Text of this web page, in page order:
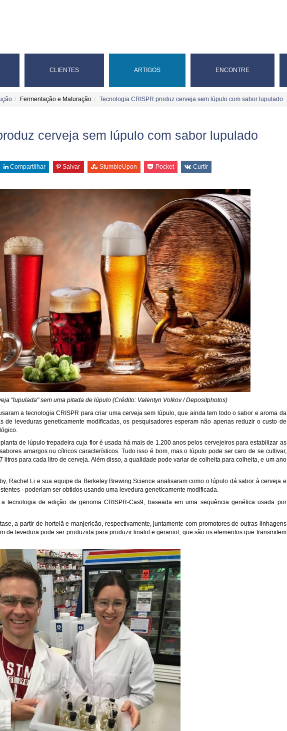
CLIENTES ARTIGOS ENCONTRE
Fermentação e Maturação Tecnologia CRISPR produz cerveja sem lúpulo com sabor lupulado
cerveja sem lúpulo com sabor lupulado
Compartilhar Salvar StumbleUpon Pocket
Curtir
"lupulada" sem uma pitada de lúpulo (Crédito: Valentyn Volkov / Depositphotos)
a tecnologia CRISPR para criar uma cerveja sem lúpulo, que ainda tem todo o sabor e aroma da
de leveduras geneticamente modificadas, os pesquisadores esperam não apenas reduzir o custo de
de lúpulo trepadeira cuja flor é usada há mais de 1.200 anos pelos cervejeiros para estabilizar as
amargos ou cítricos característicos. Tudo isso é bom, mas o lúpulo pode ser caro de se cultivar,
para cada litro de cerveja. Além disso, a qualidade pode variar de colheita para colheita, e um ano
Rachel Li e sua equipe da Berkeley Brewing Science analisaram como o lúpulo dá sabor à cerveja e
- poderiam ser obtidos usando uma levedura geneticamente modificada.
tecnologia de edição de genoma CRISPR-Cas9, baseada em uma sequência genética usada por
a partir de hortelã e manjericão, respectivamente, juntamente com promotores de outras linhagens
de levedura pode ser produzida para produzir linalol e geraniol, que são os elementos que transmitem